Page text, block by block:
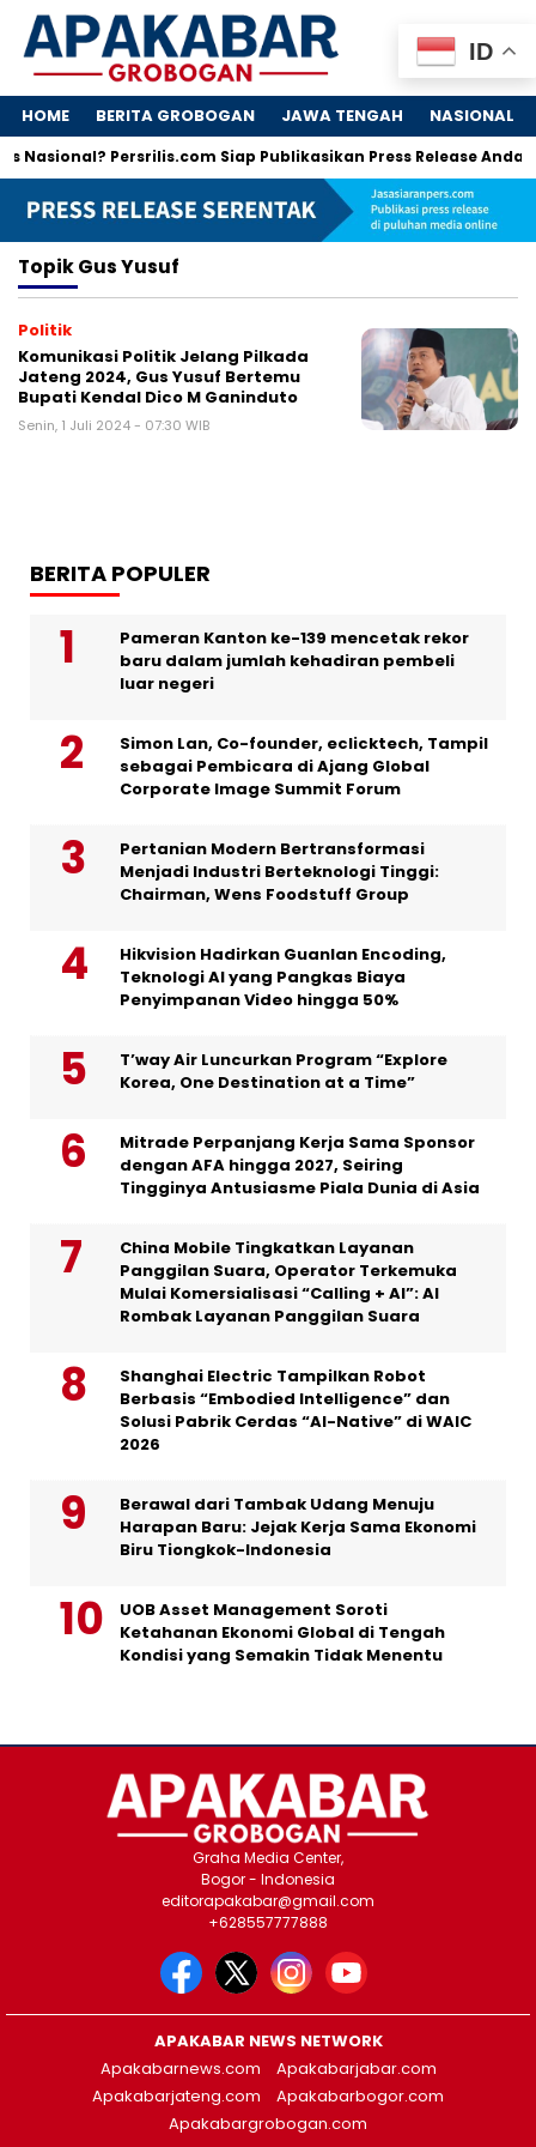
HOME BERITA GROBOGAN JAWA TENGAH NASIONAL
Persrilis.com Siap Publikasikan Press Release Anda!
TopikGus Yusuf
Politik
Komunikasi Politik Jelang Pilkada
Jateng 2024, Gus Yusuf Bertemu
Bupati Kendal Dico M Ganinduto
Senin, 1 Juli 2024 - 07:30 WIB
BERITA POPULER
Pameran Kanton ke-139 mencetak rekor
baru dalam jumlah kehadiran pembeli
luar negeri
Simon Lan, Co-founder, eclicktech, Tampil
sebagai Pembicara di Ajang Global
Corporate Image Summit Forum
Pertanian Modern Bertransformasi
Menjadi Industri Berteknologi Tinggi:
Chairman, Wens Foodstuff Group
Hikvision Hadirkan Guanlan Encoding,
Teknologi AI yang Pangkas Biaya
Penyimpanan Video hingga 50%
T’way Air Luncurkan Program “Explore
Korea, One Destination at a Time”
Mitrade Perpanjang Kerja Sama Sponsor
dengan AFA hingga 2027, Seiring
Tingginya Antusiasme Piala Dunia di Asia
China Mobile Tingkatkan Layanan
Panggilan Suara, Operator Terkemuka
Mulai Komersialisasi “Calling + AI”: AI
Rombak Layanan Panggilan Suara
Shanghai Electric Tampilkan Robot
Berbasis “Embodied Intelligence” dan
Solusi Pabrik Cerdas “AI-Native” di WAIC
2026
Berawal dari Tambak Udang Menuju
Harapan Baru: Jejak Kerja Sama Ekonomi
Biru Tiongkok-Indonesia
UOB Asset Management Soroti
Ketahanan Ekonomi Global di Tengah
Kondisi yang Semakin Tidak Menentu
ID
Graha Media Center,
Bogor - Indonesia
editorapakabar@gmail.com
+628557777888
APAKABAR NEWS NETWORK
Apakabarnews.com
Apakabarjabar.com
Apakabarjateng.com
Apakabarbogor.com
Apakabargrobogan.com